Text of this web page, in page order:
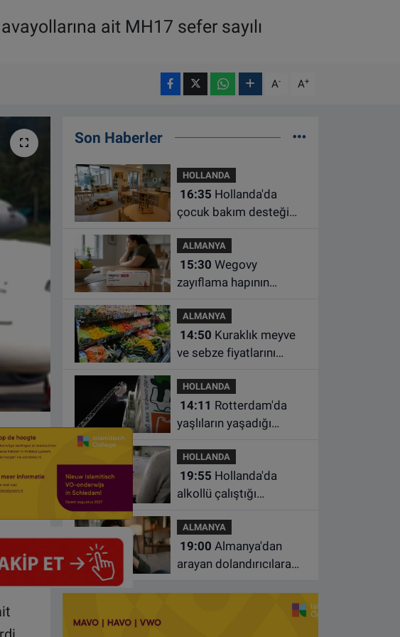
ait MH17 sefer sayılı
A- A+
Son Haberler
HOLLANDA
16:35
çocuk bakım desteği
hâlâ ek ödeme yapıyor
ALMANYA
15:30
zayıflama hapının
çıkacağı tarih belli oldu
ALMANYA
14:50
ve sebze fiyatlarını
artırabilir
HOLLANDA
14:11
yaşlıların yaşadığı
yangında bir kişi öldü
HOLLANDA
19:55
alkollü çalıştığı
çalışma yasağı
ALMANYA
19:00
arayan dolandırıcılara